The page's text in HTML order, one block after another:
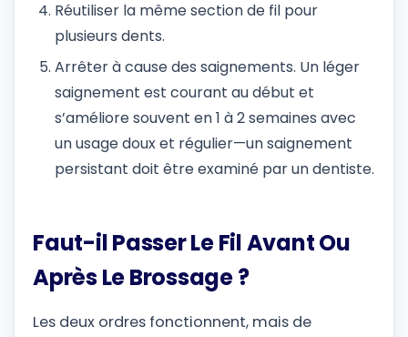
Réutiliser la même section de fil pour
plusieurs dents.
Arrêter à cause des saignements. Un léger
saignement est courant au début et
s’améliore souvent en 1 à 2 semaines avec
un usage doux et régulier—un saignement
persistant doit être examiné par un dentiste.
Faut-il Passer Le Fil Avant Ou
Après Le Brossage ?
Les deux ordres fonctionnent, mais de